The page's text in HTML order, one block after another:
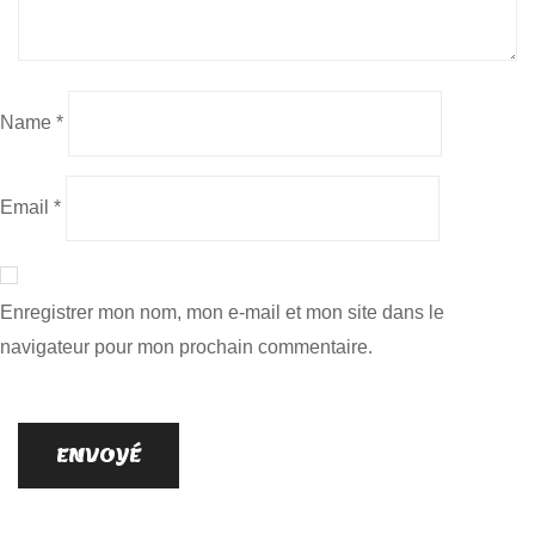
Name *
Email *
Enregistrer mon nom, mon e-mail et mon site dans le
navigateur pour mon prochain commentaire.